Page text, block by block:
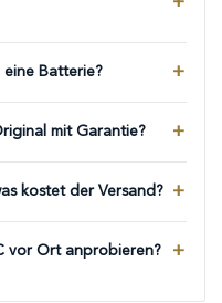
eine Batterie?
mit Garantie?
kostet der Versand?
vor Ort anprobieren?